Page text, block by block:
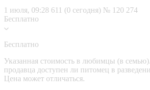
1 июля, 09:28 611 (0 сегодня) № 120 274
Бесплатно
Бесплатно
Указанная стоимость в любимцы (в
продавца доступен ли питомец в
Цена может отличаться.